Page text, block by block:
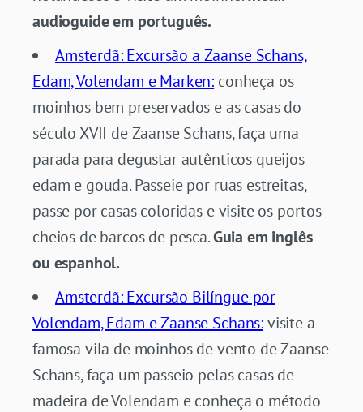
audioguide em português.
Amsterdã: Excursão a Zaanse Schans,
Edam, Volendam e Marken: conheça os
moinhos bem preservados e as casas do
século XVII de Zaanse Schans, faça uma
parada para degustar autênticos queijos
edam e gouda. Passeie por ruas estreitas,
passe por casas coloridas e visite os portos
cheios de barcos de pesca.Guia em inglês
ou espanhol.
Amsterdã: Excursão Bilíngue por
Volendam, Edam e Zaanse Schans:visite a
famosa vila de moinhos de vento de Zaanse
Schans, faça um passeio pelas casas de
madeira de Volendam e conheça o método